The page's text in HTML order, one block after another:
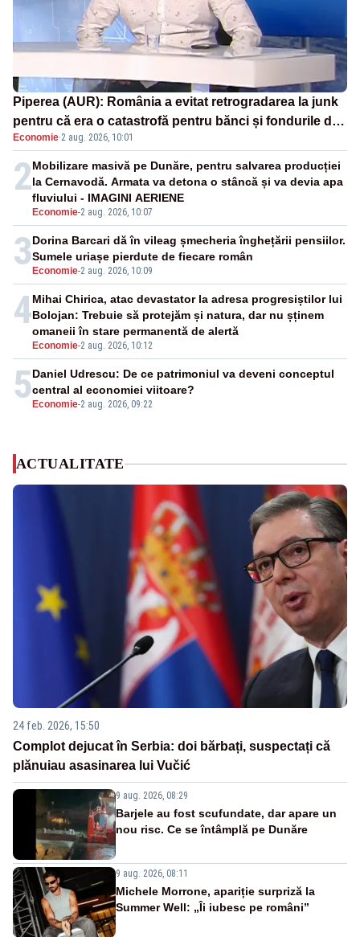
Piperea (AUR): România a evitat retrogradarea la junk
pentru că era o catastrofă pentru bănci și fondurile de
pensii
Economie·2 aug. 2026, 10:01
2
Economie-2 aug. 2026, 10:07
Mobilizare masivă pe Dunăre, pentru salvarea producției
la Cernavodă. Armata va detona o stâncă și va devia apa
fluviului - IMAGINI AERIENE
3 Economie-2 aug. 2026, 10:09
Dorina Barcari dă în vileag șmecheria înghețării pensiilor.
Sumele uriașe pierdute de fiecare român
4
Economie-2 aug. 2026, 10:12
Mihai Chirica, atac devastator la adresa progresiștilor lui
Bolojan: Trebuie să protejăm și natura, dar nu șținem
omaneii în stare permanentă de alertă
5 Economie-2 aug. 2026, 09:22
Daniel Udrescu: De ce patrimoniul va deveni conceptul
central al economiei viitoare?
ACTUALITATE
24 feb. 2026, 15:50
Complot dejucat în Serbia: doi bărbați, suspectați că
plănuiau asasinarea lui Vučić
9 aug. 2026, 08:29
Barjele au fost scufundate, dar apare un
nou risc. Ce se întâmplă pe Dunăre
9 aug. 2026, 08:11
Michele Morrone, apariție surpriză la
Summer Well: „Îi iubesc pe români”